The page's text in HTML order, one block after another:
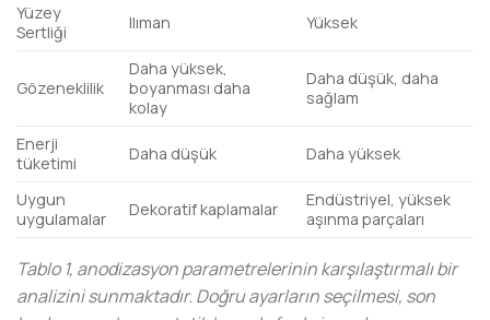
Yüzey
Sertliği
Ilıman Yüksek
Gözeneklilik
Daha yüksek,
boyanması daha
kolay
Daha düşük, daha
sağlam
Enerji
tüketimi
Daha düşük Daha yüksek
Uygun
uygulamalar
Dekoratif kaplamalar
Endüstriyel, yüksek
aşınma parçaları
Tablo 1, anodizasyon parametrelerinin karşılaştırmalı bir
analizini sunmaktadır. Doğru ayarların seçilmesi, son